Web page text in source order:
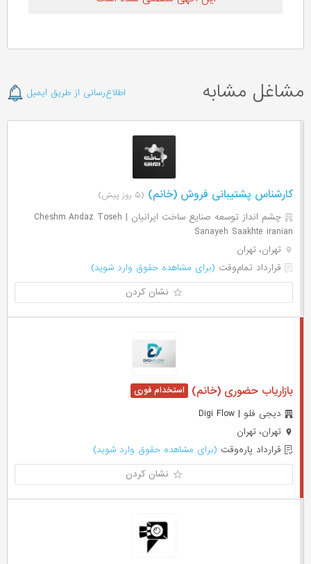
مشاغل مشابه اطلاع‌رسانی از طریق ایمیل
کارشناس پشتیبانی فروش (خانم) (۵ روز پیش)
چشم انداز توسعه صنایع ساخت ایرانیان | Cheshm Andaz Toseh
Sanayeh Saakhte iranian
تهران، تهران
قرارداد تمام‌وقت (برای مشاهده حقوق وارد شوید)
نشان کردن
بازاریاب حضوری (خانم)
دیجی فلو | Digi Flow
تهران، تهران
قرارداد پاره‌وقت (برای مشاهده حقوق وارد شوید)
نشان کردن